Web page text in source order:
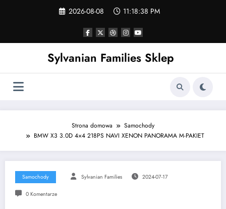
2026-08-08 11:18:39 PM
Sylvanian Families Sklep
Strona domowa
Samochody
BMW X3 3.0D 4×4 218PS NAVI XENON PANORAMA M-PAKIET
Samochody Sylvanian Families 2024-07-17
0 Komentarze